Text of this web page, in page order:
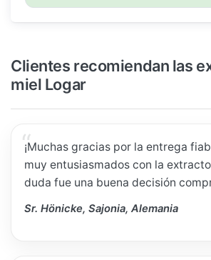
Clientes recomiendan las
miel Logar
¡Muchas gracias por la entrega
muy entusiasmados con la
duda fue una buena decisión
Sr. Hönicke, Sajonia, Alemania